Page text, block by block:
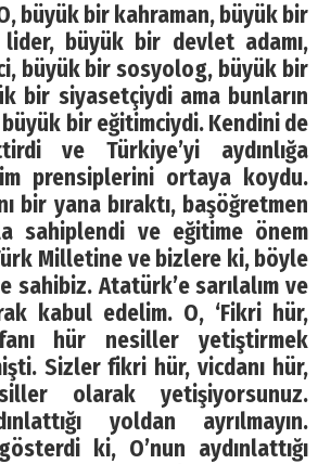
büyük bir kahraman, büyük bir
büyük bir devlet adamı,
büyük bir sosyolog, büyük bir
bir siyasetçiydi ama bunların
büyük bir eğitimciydi. Kendini de
ve Türkiye’yi aydınlığa
prensiplerini ortaya koydu.
bir yana bıraktı, başöğretmen
sahiplendi ve eğitime önem
Milletine ve bizlere ki, böyle
sahibiz. Atatürk’e sarılalım ve
kabul edelim. O, ‘Fikri hür,
hür nesiller yetiştirmek
Sizler fikri hür, vicdanı hür,
olarak yetişiyorsunuz.
yoldan ayrılmayın.
ki, O’nun aydınlattığı